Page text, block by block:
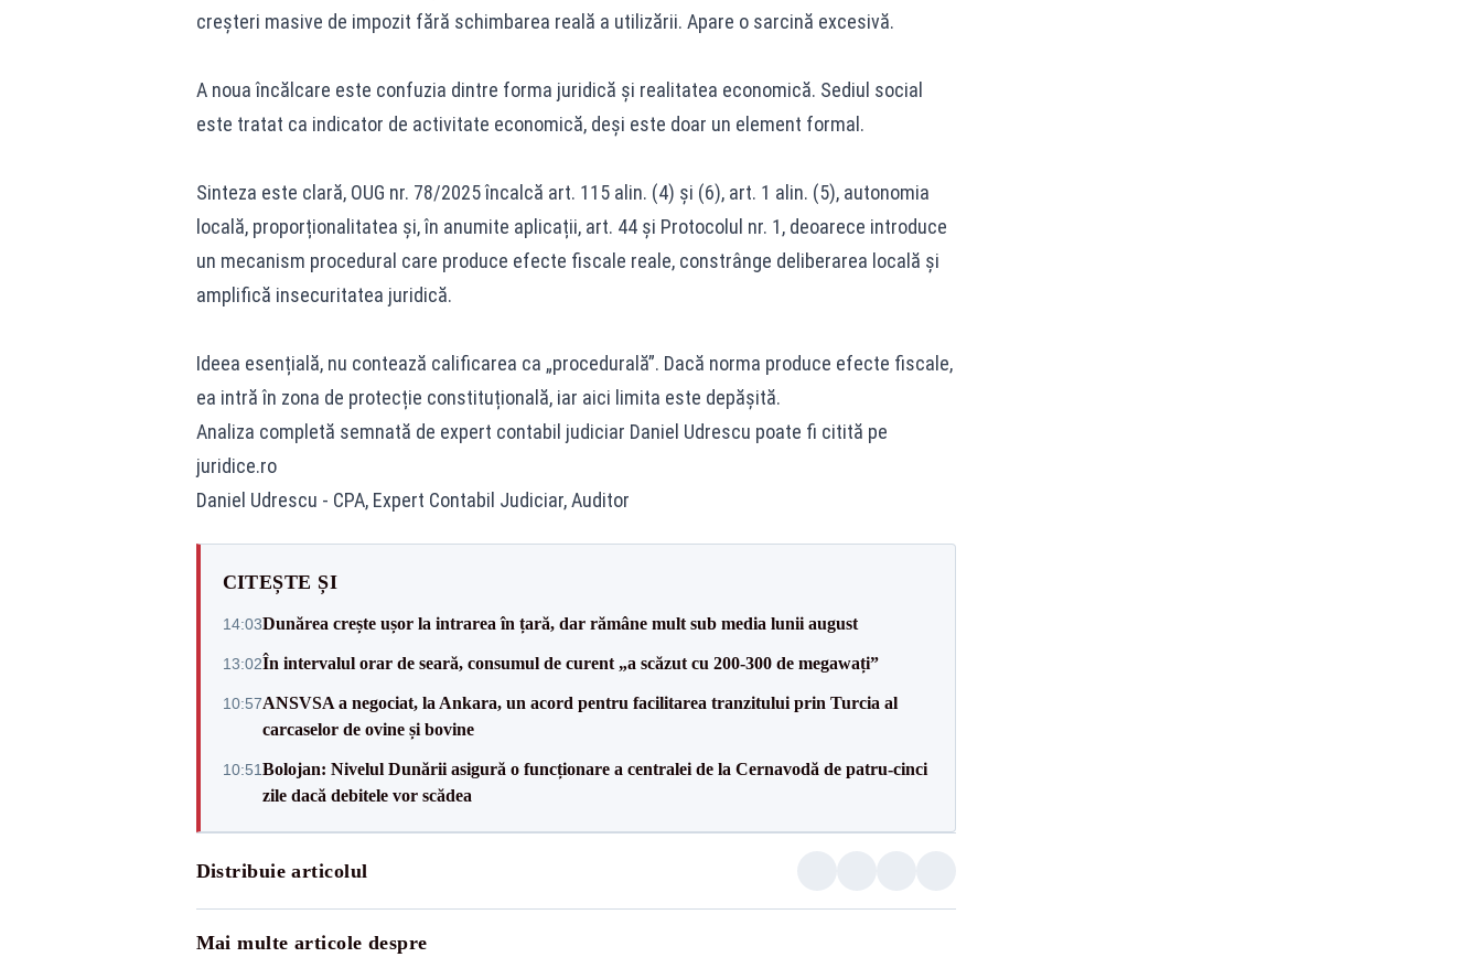
creșteri masive de impozit fără schimbarea reală a utilizării. Apare o sarcină excesivă.
A noua încălcare este confuzia dintre forma juridică și realitatea economică. Sediul social
este tratat ca indicator de activitate economică, deși este doar un element formal.
Sinteza este clară, OUG nr. 78/2025 încalcă art. 115 alin. (4) și (6), art. 1 alin. (5), autonomia
locală, proporționalitatea și, în anumite aplicații, art. 44 și Protocolul nr. 1, deoarece introduce
un mecanism procedural care produce efecte fiscale reale, constrânge deliberarea locală și
amplifică insecuritatea juridică.
Ideea esențială, nu contează calificarea ca „procedurală”. Dacă norma produce efecte fiscale,
ea intră în zona de protecție constituțională, iar aici limita este depășită.
Analiza completă semnată de expert contabil judiciar Daniel Udrescu poate fi citită pe
juridice.ro
Daniel Udrescu - CPA, Expert Contabil Judiciar, Auditor
CITEȘTE ȘI
14:03Dunărea crește ușor la intrarea în țară, dar rămâne mult sub media lunii august
13:02În intervalul orar de seară, consumul de curent „a scăzut cu 200-300 de megawați”
10:57ANSVSA a negociat, la Ankara, un acord pentru facilitarea tranzitului prin Turcia al
carcaselor de ovine și bovine
10:51Bolojan: Nivelul Dunării asigură o funcționare a centralei de la Cernavodă de patru-cinci
zile dacă debitele vor scădea
Distribuie articolul
Mai multe articole despre